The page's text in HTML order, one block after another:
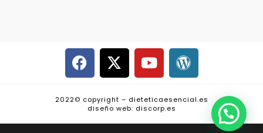
2022© copyright – dieteticaesencial.es
diseño web: discorp.es